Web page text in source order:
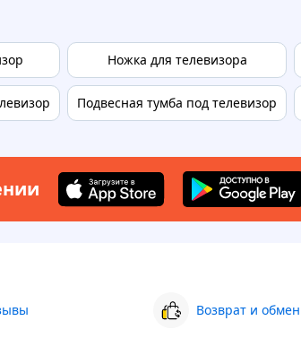
Ножка для телевизора
Подвесная тумба под телевизор
Возврат и обмен